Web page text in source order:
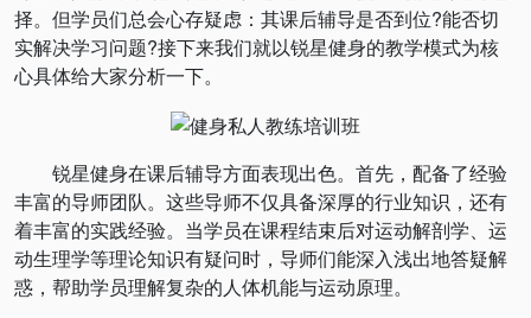
择。但学员们总会心存疑虑：其课后辅导是否到位?能否切
实解决学习问题?接下来我们就以锐星健身的教学模式为核
心具体给大家分析一下。
锐星健身在课后辅导方面表现出色。首先，配备了经验
丰富的导师团队。这些导师不仅具备深厚的行业知识，还有
着丰富的实践经验。当学员在课程结束后对运动解剖学、运
动生理学等理论知识有疑问时，导师们能深入浅出地答疑解
惑，帮助学员理解复杂的人体机能与运动原理。